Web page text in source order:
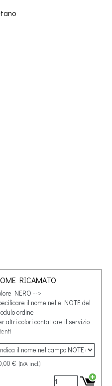
RICAMATO
NERO -->
il nome nelle NOTE del
ordine
altri colori contattare il servizio
€ (IVA incl.)